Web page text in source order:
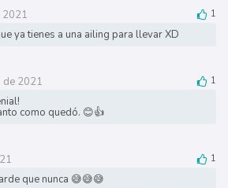
2021
1
ya tienes a una ailing para llevar XD
de 2021
1
como quedó. 😊👍
1
que nunca 😅😅😅